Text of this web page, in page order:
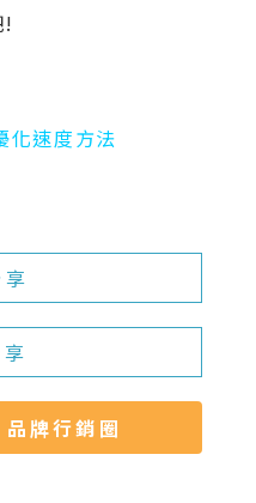
!
速度方法
牌行銷圈